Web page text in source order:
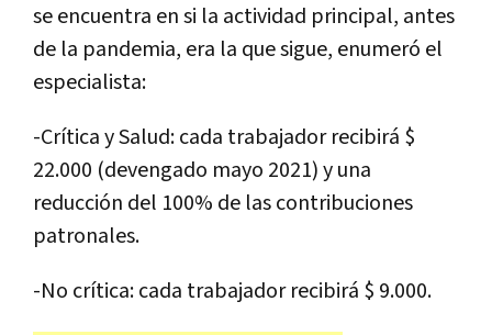
se encuentra en si la actividad principal, antes
de la pandemia, era la que sigue, enumeró el
especialista:
-Crítica y Salud: cada trabajador recibirá $
22.000 (devengado mayo 2021) y una
reducción del 100% de las contribuciones
patronales.
-No crítica: cada trabajador recibirá $ 9.000.